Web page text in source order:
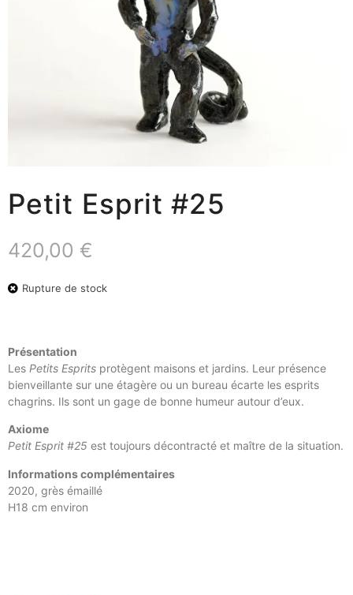
Petit Esprit #25
420,00 €
Rupture de stock
Présentation
Les Petits Esprits protègent maisons et jardins. Leur présence
bienveillante sur une étagère ou un bureau écarte les esprits
chagrins. Ils sont un gage de bonne humeur autour d’eux.
Axiome
Petit Esprit #25 est toujours décontracté et maître de la situation.
Informations complémentaires
2020, grès émaillé
H18 cm environ